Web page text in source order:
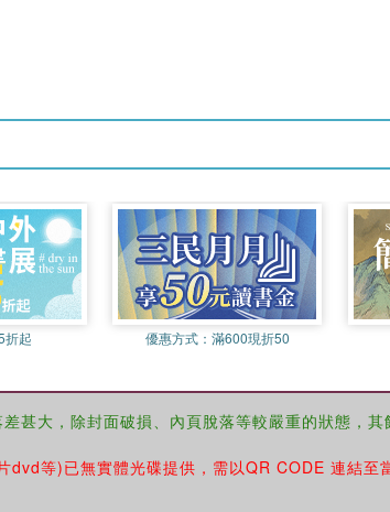
折起 優惠方式： 滿600現折50
甚大，除封面破損、內頁脫落等較嚴重的狀態，其
等)已無實體光碟提供，需以QR CODE 連結至